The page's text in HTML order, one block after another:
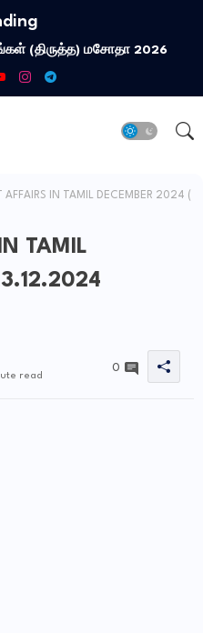
(திருத்த) மசோதா 2026
AFFAIRS IN TAMIL DECEMBER 2024 (
TAMIL
read
0